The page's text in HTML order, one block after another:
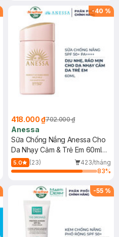
-40 %
418.000 ₫702.000 ₫
Anessa
Sữa Chống Nắng Anessa Cho
Da Nhạy Cảm & Trẻ Em 60ml
(Mới)
5.0 (23)
423/tháng
83%
-55 %